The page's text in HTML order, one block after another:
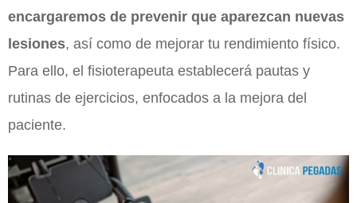
encargaremos de prevenir que aparezcan nuevas
lesiones, así como de mejorar tu rendimiento físico.
Para ello, el fisioterapeuta establecerá pautas y
rutinas de ejercicios, enfocados a la mejora del
paciente.